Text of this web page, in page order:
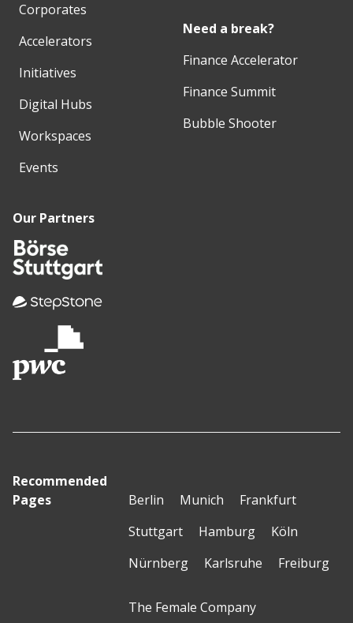
Corporates
Accelerators
Initiatives
Digital Hubs
Workspaces
Events
Need a break?
Finance Accelerator
Finance Summit
Bubble Shooter
Our Partners
Recommended
Pages
Berlin Munich
Frankfurt
Stuttgart
Hamburg
Köln
Nürnberg
Karlsruhe Freiburg
The Female Company